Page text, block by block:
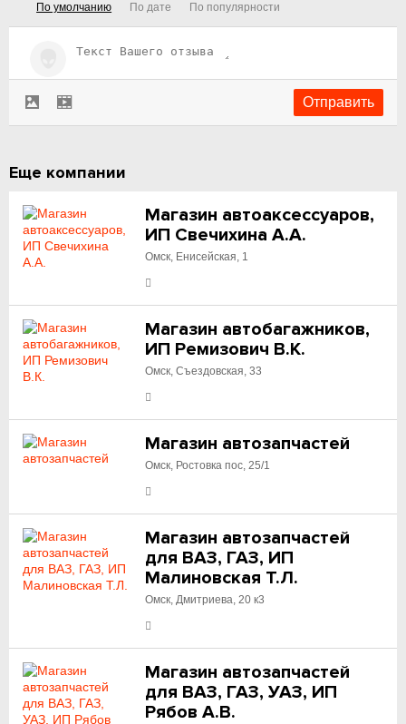
По умолчанию По дате По популярности
Еще компании
Магазин автоаксессуаров,
ИП Свечихина А.А.
Омск, Енисейская, 1
Магазин автобагажников,
ИП Ремизович В.К.
Омск, Съездовская, 33
Магазин автозапчастей
Омск, Ростовка пос, 25/1
Магазин автозапчастей
для ВАЗ, ГАЗ, ИП
Малиновская Т.Л.
Омск, Дмитриева, 20 к3
Магазин автозапчастей
для ВАЗ, ГАЗ, УАЗ, ИП
Рябов А.В.